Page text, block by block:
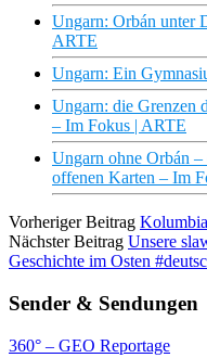
Ungarn: Orbán unter
ARTE
Ungarn: Ein
Ungarn: die Grenzen
– Im Fokus | ARTE
Ungarn ohne Orbán
offenen Karten – Im
Vorheriger Beitrag
Nächster Beitrag Unsere
Geschichte im Osten
Sender & Sendungen
360° – GEO Reportage